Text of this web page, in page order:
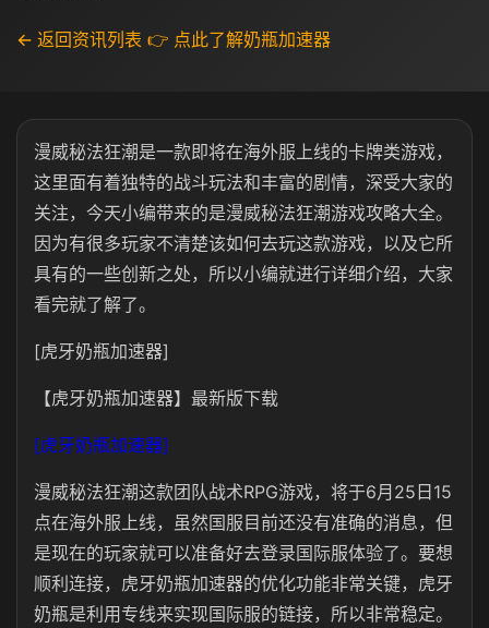
← 返回资讯列表 👉 点此了解奶瓶加速器
漫威秘法狂潮是一款即将在海外服上线的卡牌类游戏，
这里面有着独特的战斗玩法和丰富的剧情，深受大家的
关注，今天小编带来的是漫威秘法狂潮游戏攻略大全。
因为有很多玩家不清楚该如何去玩这款游戏，以及它所
具有的一些创新之处，所以小编就进行详细介绍，大家
看完就了解了。
[虎牙奶瓶加速器]
【虎牙奶瓶加速器】最新版下载
[虎牙奶瓶加速器]
漫威秘法狂潮这款团队战术RPG游戏，将于6月25日15
点在海外服上线，虽然国服目前还没有准确的消息，但
是现在的玩家就可以准备好去登录国际服体验了。要想
顺利连接，虎牙奶瓶加速器的优化功能非常关键，虎牙
奶瓶是利用专线来实现国际服的链接，所以非常稳定。